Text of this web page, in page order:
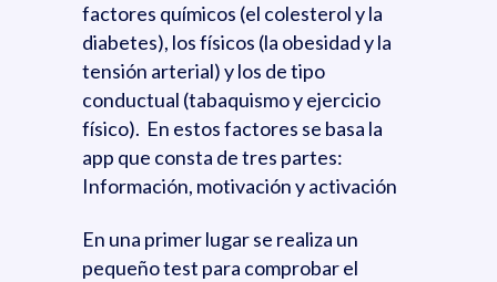
factores químicos (el colesterol y la
diabetes), los físicos (la obesidad y la
tensión arterial) y los de tipo
conductual (tabaquismo y ejercicio
físico). En estos factores se basa la
app que consta de tres partes:
Información, motivación y activación
En una primer lugar se realiza un
pequeño test para comprobar el